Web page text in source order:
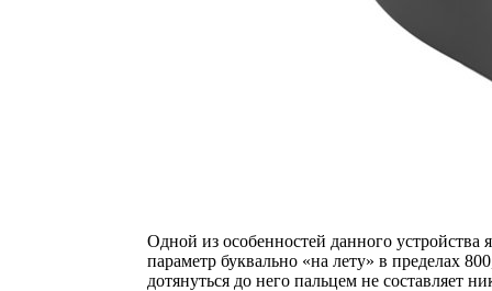
Одной из особенностей данного устройства
параметр буквально «на лету» в пределах
дотянуться до него пальцем не составляет